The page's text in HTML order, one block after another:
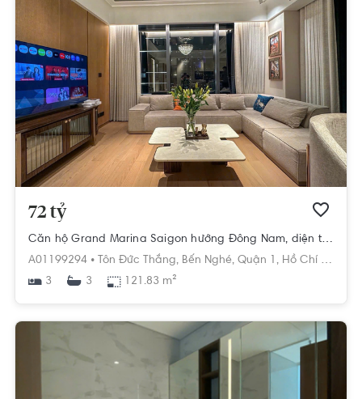
72 tỷ
Căn hộ Grand Marina Saigon hướng Đông Nam, diện tích 121.83m²
A01199294 • Tôn Đức Thắng, Bến Nghé, Quận 1, Hồ Chí Minh
3
3 121.83 m²